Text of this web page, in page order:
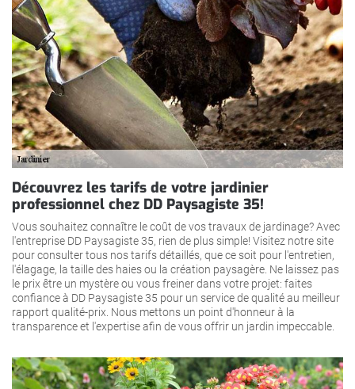
Découvrez les tarifs de votre jardinier
professionnel chez DD Paysagiste 35!
Vous souhaitez connaître le coût de vos travaux de jardinage? Avec
l'entreprise DD Paysagiste 35, rien de plus simple! Visitez notre site
pour consulter tous nos tarifs détaillés, que ce soit pour l'entretien,
l'élagage, la taille des haies ou la création paysagère. Ne laissez pas
le prix être un mystère ou vous freiner dans votre projet: faites
confiance à DD Paysagiste 35 pour un service de qualité au meilleur
rapport qualité-prix. Nous mettons un point d'honneur à la
transparence et l'expertise afin de vous offrir un jardin impeccable.